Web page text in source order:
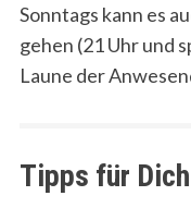
Sonntags kann es
gehen (21 Uhr und
Laune der
Tipps für